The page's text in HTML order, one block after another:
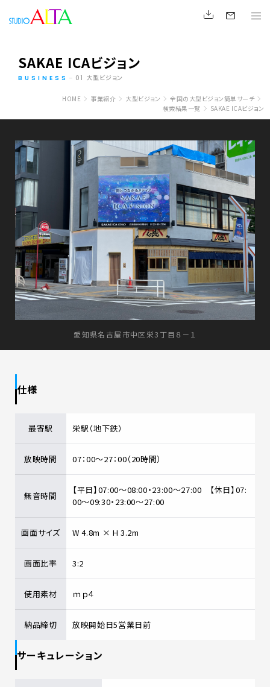
SAKAE ICAビジョン
BUSINESS 01 大型ビジョン
HOME 事業紹介 大型ビジョン
全国の大型ビジョン簡単サーチ
検索結果一覧
SAKAE ICAビジョン
愛知県名古屋市中区栄3丁目８－１
仕様
最寄駅 栄駅（地下鉄）
放映時間 07：00～27：00（20時間）
無音時間
【平日】07:00～08:00・23:00～27:00 【休日】07:
00～09:30・23:00～27:00
画面サイズ W 4.8m × H 3.2m
画面比率 3:2
使用素材 ｍｐ４
納品締切 放映開始日5営業日前
サーキュレーション